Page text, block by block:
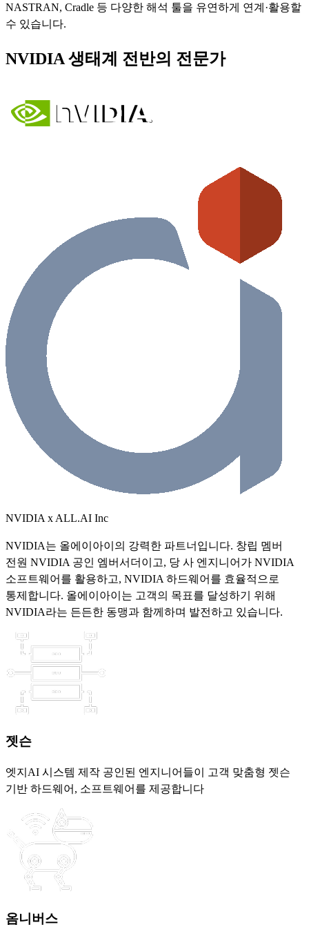
NASTRAN, Cradle 등 다양한 해석 툴을 유연하게 연계·활용할
수 있습니다.
NVIDIA 생태계 전반의 전문가
NVIDIA x ALL.AI Inc
NVIDIA는 올에이아이의 강력한 파트너입니다. 창립 멤버
전원 NVIDIA 공인 엠버서더이고, 당 사 엔지니어가 NVIDIA
소프트웨어를 활용하고, NVIDIA 하드웨어를 효율적으로
통제합니다. 올에이아이는 고객의 목표를 달성하기 위해
NVIDIA라는 든든한 동맹과 함께하며 발전하고 있습니다.
젯슨
엣지AI 시스템 제작 공인된 엔지니어들이 고객 맞춤형 젯슨
기반 하드웨어, 소프트웨어를 제공합니다
옴니버스